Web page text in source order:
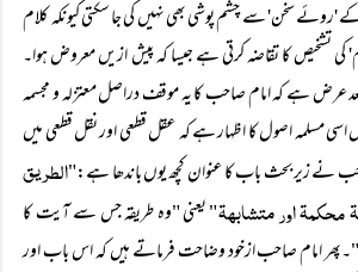
سخن' سے چشم پوشی بھی نہیں کی جا سکتی کیونکہ کلام
تشخیص کا تقاضہ کرتی ہے جیسا کہ پیش ازیں معروض ہوا۔
عرض ہے کہ امام صاحب کا یہ موقف دراصل معتزلہ و مجسمہ
اسی مسلمہ اصول کا اظہار ہے کہ عقل قطعی اور نقل قطعی میں
نے زیر بحث باب کا عنوان کچھ یوں باندھا ہے:"الطریق
محکمۃ اور متشابہۃ" یعنی "وہ طریقہ جس سے آیت کا
امام صاحب ازخود وضاحت فرماتے ہیں کہ اس باب اور